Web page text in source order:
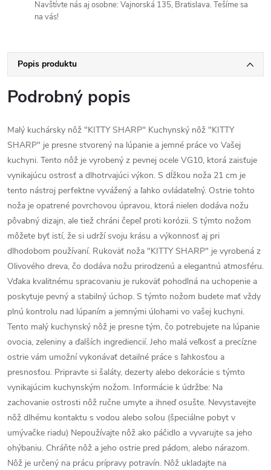
Navštívte nás aj osobne: Vajnorská 135, Bratislava. Tešíme sa
na vás!
Popis produktu
Podrobný popis
Malý kuchársky nôž "KITTY SHARP" Kuchynský nôž "KITTY
SHARP" je presne stvorený na lúpanie a jemné práce vo Vašej
kuchyni. Tento nôž je vyrobený z pevnej ocele VG10, ktorá zaisťuje
vynikajúcu ostrosť a dlhotrvajúci výkon. S dĺžkou noža 21 cm je
tento nástroj perfektne vyvážený a ľahko ovládateľný. Ostrie tohto
noža je opatrené povrchovou úpravou, ktorá nielen dodáva nožu
pôvabný dizajn, ale tiež chráni čepeľ proti korózii. S týmto nožom
môžete byť istí, že si udrží svoju krásu a výkonnosť aj pri
dlhodobom používaní. Rukoväť noža "KITTY SHARP" je vyrobená z
Olivového dreva, čo dodáva nožu prirodzenú a elegantnú atmosféru.
Vďaka kvalitnému spracovaniu je rukoväť pohodlná na uchopenie a
poskytuje pevný a stabilný úchop. S týmto nožom budete mať vždy
plnú kontrolu nad lúpaním a jemnými úlohami vo vašej kuchyni.
Tento malý kuchynský nôž je presne tým, čo potrebujete na lúpanie
ovocia, zeleniny a ďalších ingrediencií. Jeho malá veľkosť a precízne
ostrie vám umožní vykonávať detailné práce s ľahkosťou a
presnosťou. Pripravte si šaláty, dezerty alebo dekorácie s týmto
vynikajúcim kuchynským nožom. Informácie k údržbe: Na
zachovanie ostrosti nôž ručne umyte a ihneď osušte. Nevystavejte
nôž dlhému kontaktu s vodou alebo soľou (špeciálne pobyt v
umývačke riadu) Nepoužívajte nôž ako páčidlo a vyvarujte sa jeho
ohýbaniu. Chráňte nôž a jeho ostrie pred pádom, alebo nárazom.
Nôž je určený na prácu prípravy potravín. Nôž ukladajte na